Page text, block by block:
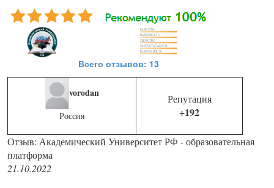
Всего отзывов: 13
vorodan
Россия
Репутация
+192
Отзыв: Академический Университет РФ - образовательная
платформа
21.10.2022